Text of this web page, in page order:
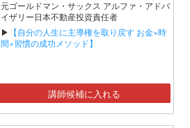
元ゴールドマン・サックス アルファ・アドバ
イザリー日本不動産投資責任者
▶ 【自分の人生に主導権を取り戻す お金×時
間×習慣の成功メソッド】
講師候補に入れる